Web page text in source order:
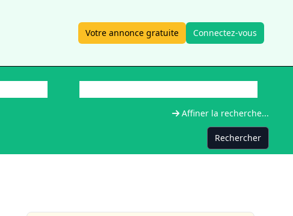
Votre annonce gratuite Connectez-vous
Affiner la recherche...
Rechercher